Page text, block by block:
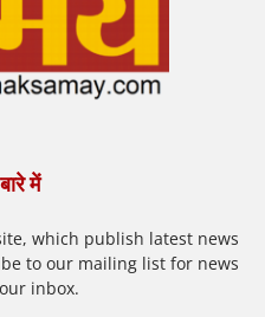
में
which publish latest news
to our mailing list for news
inbox.